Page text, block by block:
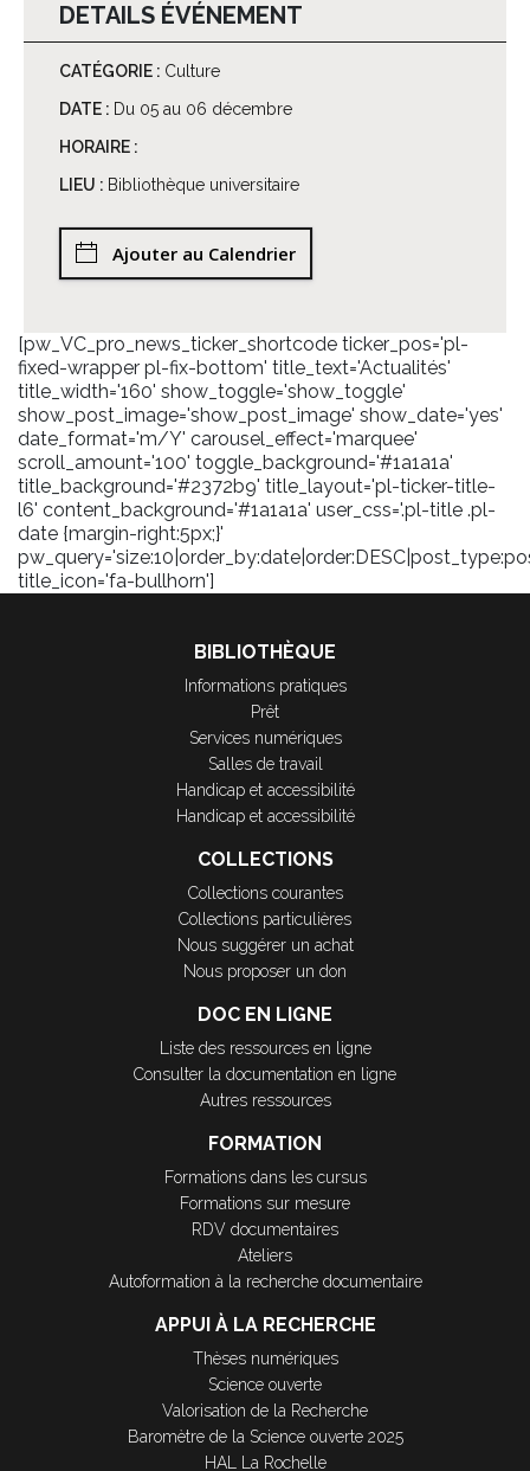
DETAILS ÉVÉNEMENT
CATÉGORIE : Culture
DATE : Du 05 au 06 décembre
HORAIRE :
LIEU : Bibliothèque universitaire
Ajouter au Calendrier
[pw_VC_pro_news_ticker_shortcode ticker_pos='pl-
fixed-wrapper pl-fix-bottom' title_text='Actualités'
title_width='160' show_toggle='show_toggle'
show_post_image='show_post_image' show_date='yes'
date_format='m/Y' carousel_effect='marquee'
scroll_amount='100' toggle_background='#1a1a1a'
title_background='#2372b9' title_layout='pl-ticker-title-
l6' content_background='#1a1a1a' user_css='.pl-title .pl-
date {margin-right:5px;}'
title_icon='fa-bullhorn']
BIBLIOTHÈQUE
Informations pratiques
Prêt
Services numériques
Salles de travail
Handicap et accessibilité
Handicap et accessibilité
COLLECTIONS
Collections courantes
Collections particulières
Nous suggérer un achat
Nous proposer un don
DOC EN LIGNE
Liste des ressources en ligne
Consulter la documentation en ligne
Autres ressources
FORMATION
Formations dans les cursus
Formations sur mesure
RDV documentaires
Ateliers
Autoformation à la recherche documentaire
APPUI À LA RECHERCHE
Thèses numériques
Science ouverte
Valorisation de la Recherche
Baromètre de la Science ouverte 2025
HAL La Rochelle